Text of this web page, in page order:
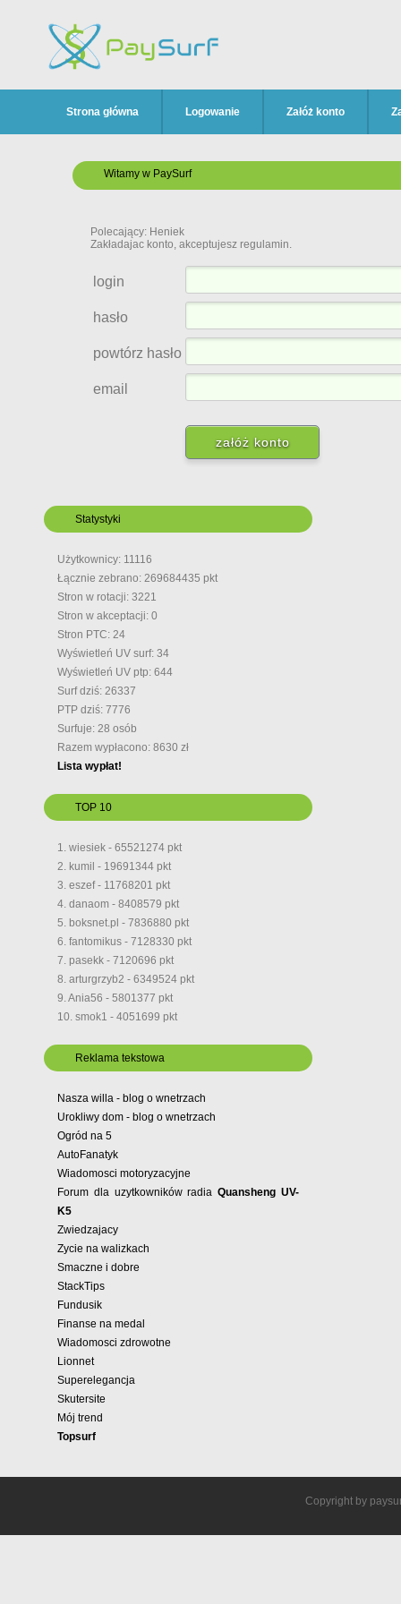
Strona główna Logowanie Załóż konto
Witamy w PaySurf
Polecający: Heniek
Zakładajac konto, akceptujesz regulamin.
login
hasło
powtórz hasło
email
Statystyki
Użytkownicy: 11116
Łącznie zebrano: 269684435 pkt
Stron w rotacji: 3221
Stron w akceptacji: 0
Stron PTC: 24
Wyświetleń UV surf: 34
Wyświetleń UV ptp: 644
Surf dziś: 26337
PTP dziś: 7776
Surfuje: 28 osób
Razem wypłacono: 8630 zł
Lista wypłat!
TOP 10
1. wiesiek - 65521274 pkt
2. kumil - 19691344 pkt
3. eszef - 11768201 pkt
4. danaom - 8408579 pkt
5. boksnet.pl - 7836880 pkt
6. fantomikus - 7128330 pkt
7. pasekk - 7120696 pkt
8. arturgrzyb2 - 6349524 pkt
9. Ania56 - 5801377 pkt
10. smok1 - 4051699 pkt
Reklama tekstowa
Nasza willa - blog o wnetrzach
Urokliwy dom - blog o wnetrzach
Ogród na 5
AutoFanatyk
Wiadomosci motoryzacyjne
Forum dla uzytkowników radiaQuansheng UV-
K5
Zwiedzajacy
Zycie na walizkach
Smaczne i dobre
StackTips
Fundusik
Finanse na medal
Wiadomosci zdrowotne
Lionnet
Superelegancja
Skutersite
Mój trend
Topsurf
Copyright by